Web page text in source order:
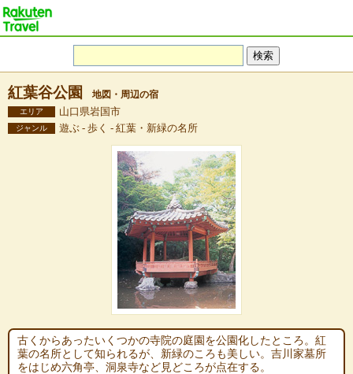
紅葉谷公園 地図・周辺の宿
エリア 山口県岩国市
ジャンル 遊ぶ - 歩く - 紅葉・新緑の名所
古くからあったいくつかの寺院の庭園を公園化したところ。紅
葉の名所として知られるが、新緑のころも美しい。吉川家墓所
をはじめ六角亭、洞泉寺など見どころが点在する。